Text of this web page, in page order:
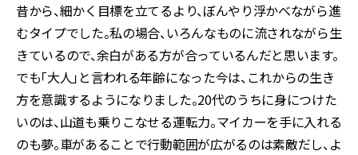
昔から、細かく目標を立てるより、ぼんやり浮かべながら進
むタイプでした。私の場合、いろんなものに流されながら生
きているので、余白がある方が合っているんだと思います。
でも「大人」と言われる年齢になった今は、これからの生き
方を意識するようになりました。20代のうちに身につけた
いのは、山道も乗りこなせる運転力。マイカーを手に入れる
のも夢。車があることで行動範囲が広がるのは素敵だし、よ